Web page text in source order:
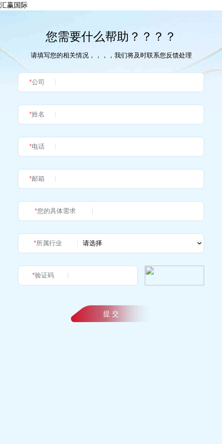
汇赢国际
您需要什么帮助？？？？
请填写您的相关情况，，，，我们将及时联系您反馈处理
*公司
*姓名
*电话
*邮箱
*您的具体需求
*所属行业
*验证码
提 交